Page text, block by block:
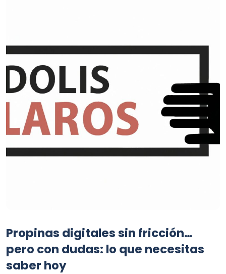
Propinas digitales sin fricción…
pero con dudas: lo que necesitas
saber hoy